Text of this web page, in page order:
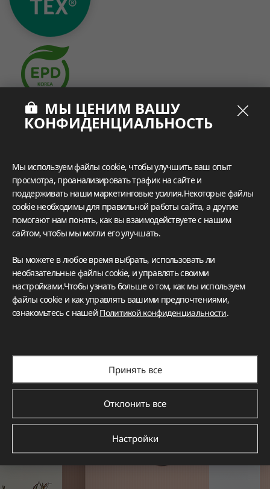
What These Certifications Mean
ГАЛЕРЕИ ВДОХНОВЕНИЯ
решений с помощью универсальных предложений,
разработанных LX Hausys BENIF,
включая подобранную коллекцию жилых и
коммерческих проектов, которые помогут вам
представить свое идеальное пространство.
Подробнее
МЫ ЦЕНИМ ВАШУ
КОНФИДЕНЦИАЛЬНОСТЬ
Мы используем файлы cookie, чтобы улучшить ваш опыт
просмотра, проанализировать трафик на сайте и
поддерживать наши маркетинговые усилия.Некоторые файлы
cookie необходимы для правильной работы сайта, а другие
помогают нам понять, как вы взаимодействуете с нашим
сайтом, чтобы мы могли его улучшать.
Вы можете в любое время выбрать, использовать ли
необязательные файлы cookie, и управлять своими
настройками.Чтобы узнать больше о том, как мы используем
файлы cookie и как управлять вашими предпочтениями,
ознакомьтесь с нашей Политикой конфиденциальности.
Принять все
Отклонить все
Настройки